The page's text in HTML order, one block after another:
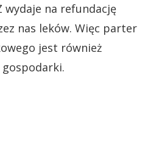
wydaje na refundację
nas leków. Więc parter
jest również